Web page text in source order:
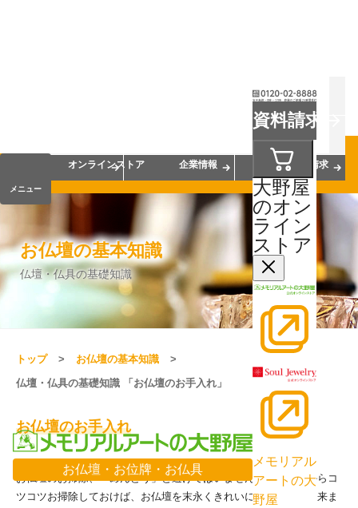
お仏壇・お位牌・お仏具
資料請求
大野屋
のオン
ライン
ストア
メモリアル
アートの大
野屋
メニュー
会員サービス
オンラインストア
企業情報 資料請求
お仏壇の基本知識
仏壇・仏具の基礎知識
トップ
お仏壇の基本知識
仏壇・仏具の基礎知識 「お仏壇のお手入れ」
お仏壇のお手入れ
お仏壇のお掃除、「めんどう」と避けてはいませんか？日ごろからコ
ツコツお掃除しておけば、お仏壇を末永くきれいに使うことが出来ま